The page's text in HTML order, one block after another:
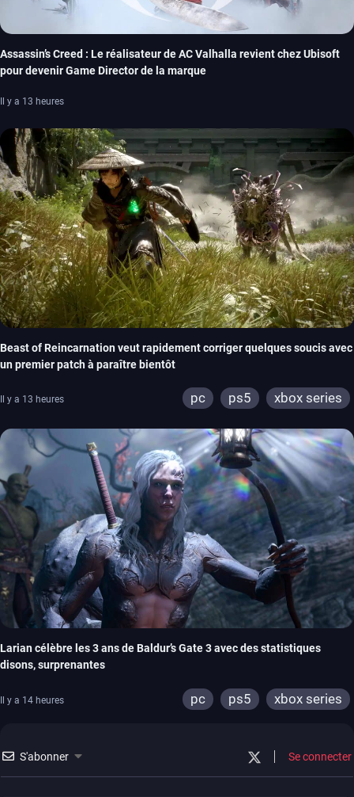
Assassin’s Creed : Le réalisateur de AC Valhalla revient chez Ubisoft
pour devenir Game Director de la marque
Il y a 13 heures
Beast of Reincarnation veut rapidement corriger quelques soucis avec
un premier patch à paraître bientôt
Il y a 13 heures pc ps5 xbox series
Larian célèbre les 3 ans de Baldur’s Gate 3 avec des statistiques
disons, surprenantes
Il y a 14 heures pc ps5 xbox series
S'abonner Se connecter